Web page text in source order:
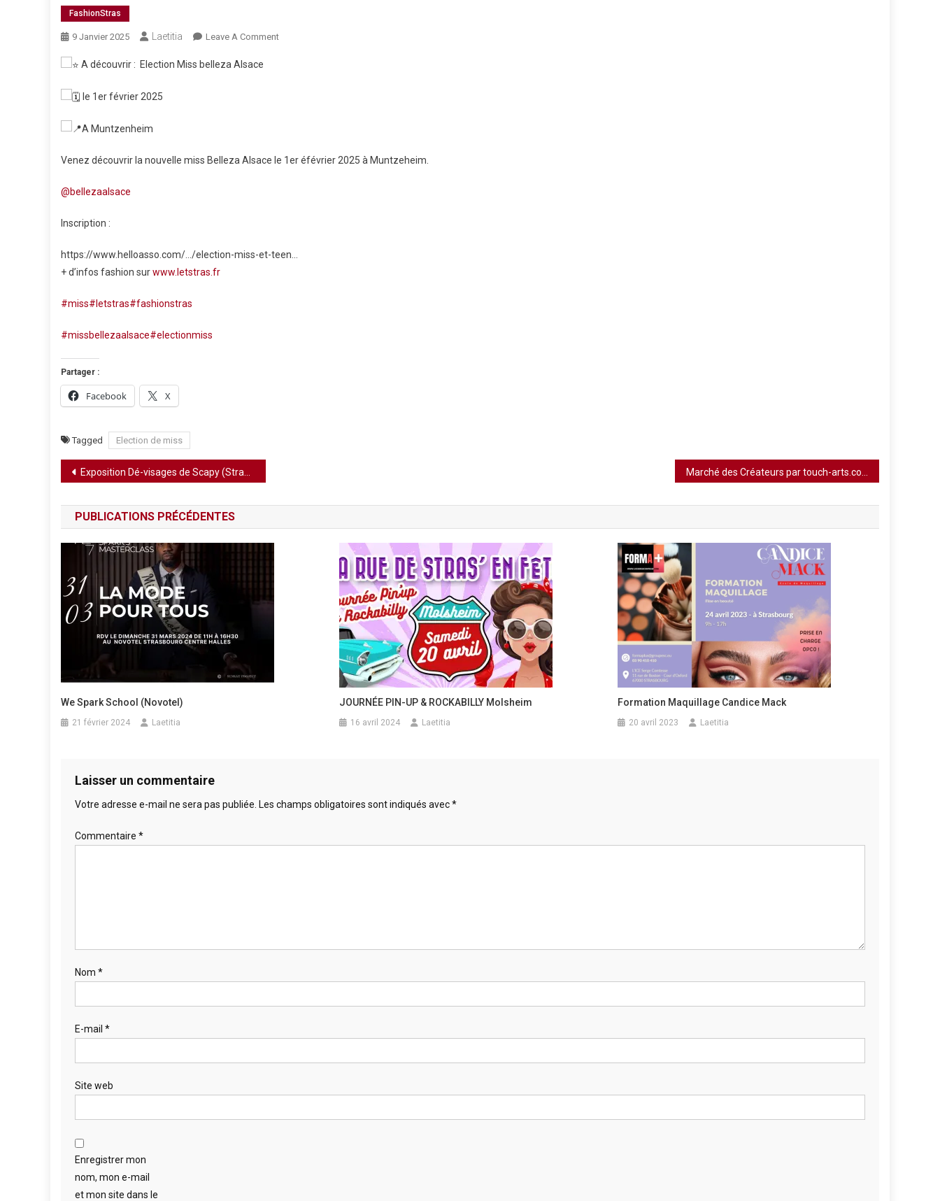
FashionStras
9 Janvier 2025 Laetitia Leave A CommentOn
A découvrir : Election Miss belleza Alsace
le 1er février 2025
A Muntzenheim
Venez découvrir la nouvelle miss Belleza Alsace le 1er éfévrier 2025 à Muntzeheim.
@bellezaalsace
Inscription :
https://www.helloasso.com/…/election-miss-et-teen…
+ d’infos fashion surwww.letstras.fr
#miss#letstras#fashionstras
#missbellezaalsace#electionmiss
Partager :
Facebook X
Tagged Election de miss
Navigation
de
l’article
Exposition Dé-visages de Scapy (Strasbourg) Marché des Créateurs par touch-arts.com
PUBLICATIONS PRÉCÉDENTES
We Spark School (Novotel)
21 février 2024 Laetitia
JOURNÉE PIN-UP & ROCKABILLY Molsheim
16 avril 2024 Laetitia
Formation Maquillage Candice Mack
20 avril 2023 Laetitia
Laisser un commentaire
Votre adresse e-mail ne sera pas publiée. Les champs obligatoires sont indiqués avec*
Commentaire *
Nom *
E-mail *
Site web
Enregistrer mon
nom, mon e-mail
et mon site dans le